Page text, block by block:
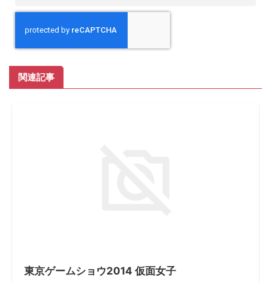
関連記事
東京ゲームショウ2014 仮面女子